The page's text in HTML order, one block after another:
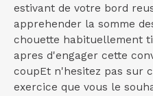
estivant de votre bord
apprehender la somme
chouette habituellement
apres d'engager cette
coupEt n'hesitez pas sur
exercice que vous le